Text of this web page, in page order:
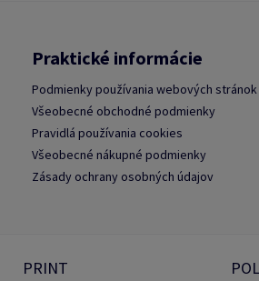
Praktické informácie
Podmienky používania webových stránok
Všeobecné obchodné podmienky
Pravidlá používania cookies
Všeobecné nákupné podmienky
Zásady ochrany osobných údajov
PRINT